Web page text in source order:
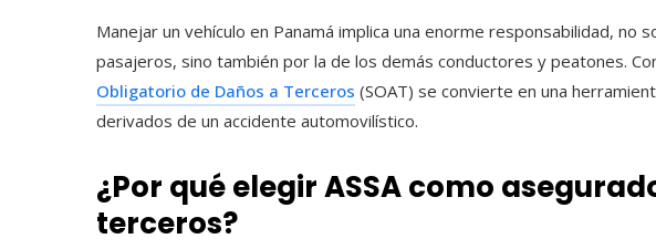
Manejar un vehículo en Panamá implica una enorme responsabilidad, no
pasajeros, sino también por la de los demás conductores y peatones.
Obligatorio de Daños a Terceros (SOAT) se convierte en una
derivados de un accidente automovilístico.
¿Por qué elegir ASSA como
terceros?